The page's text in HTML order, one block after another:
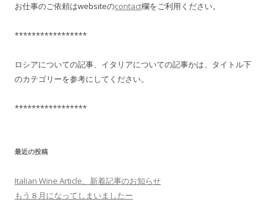
お仕事のご依頼はwebsiteのcontact欄をご利用ください。
*****************
ロシアについての記事、イタリアについての記事かは、タイトル下
のカテゴリーを参考にしてください。
*****************
最近の投稿
Italian Wine Article、新着記事のお知らせ
もう８月になってしまいましたー